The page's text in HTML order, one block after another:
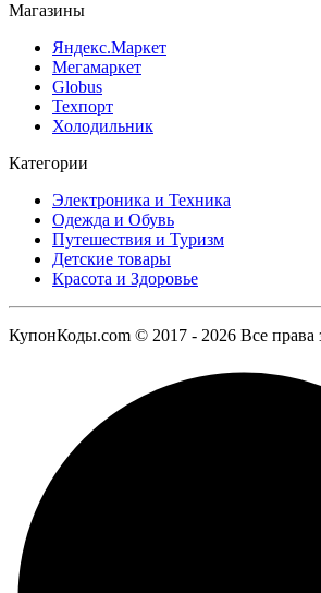
Магазины
Яндекс.Маркет
Мегамаркет
Globus
Техпорт
Холодильник
Категории
Электроника и Техника
Одежда и Обувь
Путешествия и Туризм
Детские товары
Красота и Здоровье
КупонКоды.com © 2017 - 2026 Все